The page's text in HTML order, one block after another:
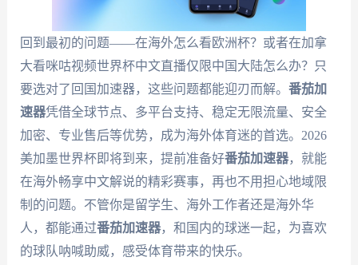
回到最初的问题——在海外怎么看欧洲杯？或者在加拿
大看咪咕视频世界杯中文直播仅限中国大陆怎么办？只
要选对了回国加速器，这些问题都能迎刃而解。 番茄加
速器凭借全球节点、多平台支持、稳定无限流量、安全
加密、专业售后等优势，成为海外体育迷的首选。2026
美加墨世界杯即将到来，提前准备好番茄加速器，就能
在海外畅享中文解说的精彩赛事，再也不用担心地域限
制的问题。不管你是留学生、海外工作者还是海外华
人，都能通过番茄加速器，和国内的球迷一起，为喜欢
的球队呐喊助威，感受体育带来的快乐。